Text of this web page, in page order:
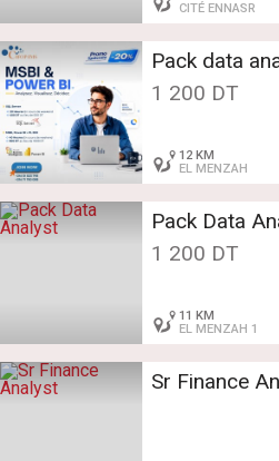
CITÉ ENNASR
Pack data
1 200 DT
12 KM
EL MENZAH
Pack Data
1 200 DT
11 KM
EL MENZAH 1
Sr Finance